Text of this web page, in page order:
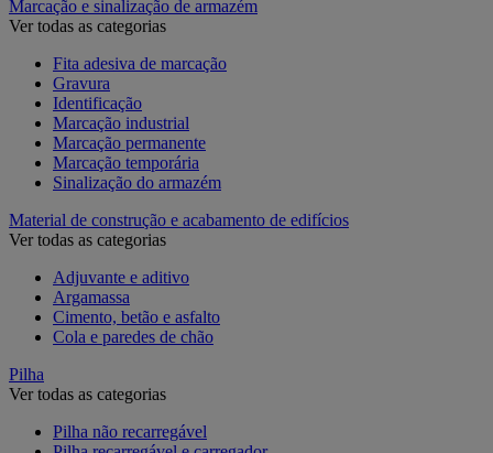
Marcação e sinalização de armazém
Ver todas as categorias
Fita adesiva de marcação
Gravura
Identificação
Marcação industrial
Marcação permanente
Marcação temporária
Sinalização do armazém
Material de construção e acabamento de edifícios
Ver todas as categorias
Adjuvante e aditivo
Argamassa
Cimento, betão e asfalto
Cola e paredes de chão
Pilha
Ver todas as categorias
Pilha não recarregável